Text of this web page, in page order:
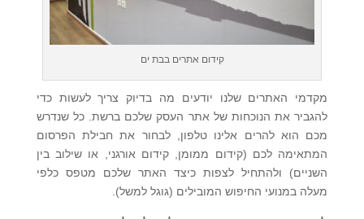
קידום אתרים בבת ים
מקדמי האתרים שלנו יודעים מה בדיוק צריך לעשות כדי
להגביר את הנוכחות של אתר העסק שלכם ברשת. כל שנדרש
מכם הוא להרים אלינו טלפון, לבחור את חבילת הפרסום
המתאימה לכם (קידום ממומן, קידום אורגני, או שילוב בין
השניים) ולהתחיל לצפות כיצד האתר שלכם מטפס כלפי
מעלה במנועי החיפוש המובילים (גוגל למשל).